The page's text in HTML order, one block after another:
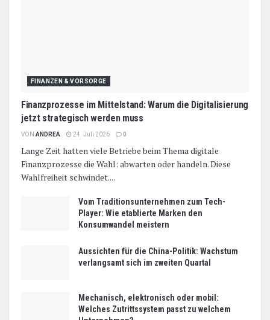
FINANZEN & VORSORGE
Finanzprozesse im Mittelstand: Warum die Digitalisierung
jetzt strategisch werden muss
VON ANDREA 24. Juli 2026 0
Lange Zeit hatten viele Betriebe beim Thema digitale
Finanzprozesse die Wahl: abwarten oder handeln. Diese
Wahlfreiheit schwindet....
Vom Traditionsunternehmen zum Tech-
Player: Wie etablierte Marken den
Konsumwandel meistern
Aussichten für die China-Politik: Wachstum
verlangsamt sich im zweiten Quartal
Mechanisch, elektronisch oder mobil:
Welches Zutrittssystem passt zu welchem